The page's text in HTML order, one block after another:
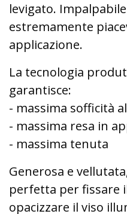
levigato.
estremamente
applicazione.
La tecnologia
garantisce:
- massima sofficità
- massima resa in
- massima tenuta
Generosa e
perfetta per fissare
opacizzare il viso